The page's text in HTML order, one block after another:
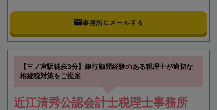
事務所にメールする
【三ノ宮駅徒歩3分】銀行顧問経験のある税理士が適切な
相続税対策をご提案
近江清秀公認会計士税理士事務所